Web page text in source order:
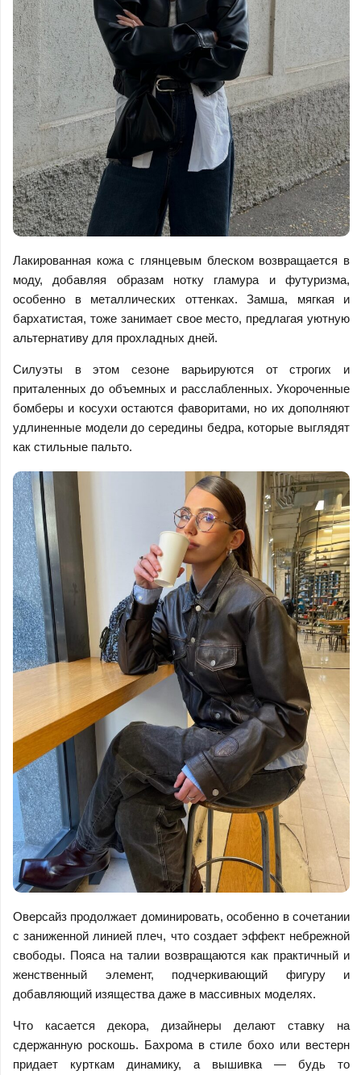
Лакированная кожа с глянцевым блеском возвращается в
моду, добавляя образам нотку гламура и футуризма,
особенно в металлических оттенках. Замша, мягкая и
бархатистая, тоже занимает свое место, предлагая уютную
альтернативу для прохладных дней.
Силуэты в этом сезоне варьируются от строгих и
приталенных до объемных и расслабленных. Укороченные
бомберы и косухи остаются фаворитами, но их дополняют
удлиненные модели до середины бедра, которые выглядят
как стильные пальто.
Оверсайз продолжает доминировать, особенно в сочетании
с заниженной линией плеч, что создает эффект небрежной
свободы. Пояса на талии возвращаются как практичный и
женственный элемент, подчеркивающий фигуру и
добавляющий изящества даже в массивных моделях.
Что касается декора, дизайнеры делают ставку на
сдержанную роскошь. Бахрома в стиле бохо или вестерн
придает курткам динамику, а вышивка — будь то